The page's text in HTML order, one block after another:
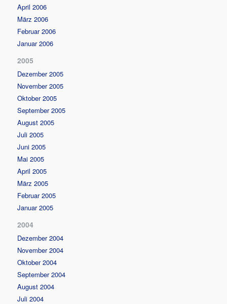
April 2006
März 2006
Februar 2006
Januar 2006
2005
Dezember 2005
November 2005
Oktober 2005
September 2005
August 2005
Juli 2005
Juni 2005
Mai 2005
April 2005
März 2005
Februar 2005
Januar 2005
2004
Dezember 2004
November 2004
Oktober 2004
September 2004
August 2004
Juli 2004